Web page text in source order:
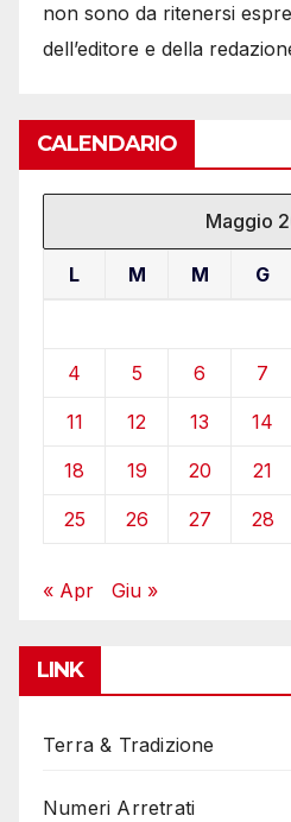
non sono da ritenersi
dell’editore e della
CALENDARIO
Maggio
L M M G
4 5 6 7
11 12 13 14
18 19 20 21
25 26 27 28
« Apr Giu »
LINK
Terra & Tradizione
Numeri Arretrati